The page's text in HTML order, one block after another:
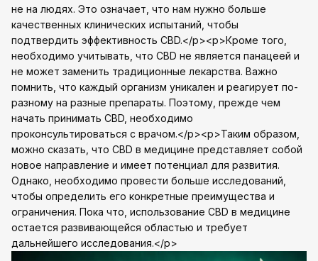
не на людях. Это означает, что нам нужно больше
качественных клинических испытаний, чтобы
подтвердить эффективность CBD.</p><p>Кроме того,
необходимо учитывать, что CBD не является панацеей и
не может заменить традиционные лекарства. Важно
помнить, что каждый организм уникален и реагирует по-
разному на разные препараты. Поэтому, прежде чем
начать принимать CBD, необходимо
проконсультироваться с врачом.</p><p>Таким образом,
можно сказать, что CBD в медицине представляет собой
новое направление и имеет потенциал для развития.
Однако, необходимо провести больше исследований,
чтобы определить его конкретные преимущества и
ограничения. Пока что, использование CBD в медицине
остается развивающейся областью и требует
дальнейшего исследования.</p>